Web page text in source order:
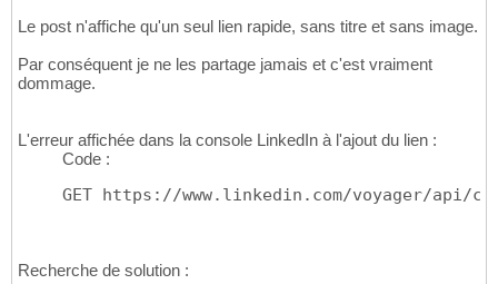
Le post n'affiche qu'un seul lien rapide, sans titre et sans image.
Par conséquent je ne les partage jamais et c'est vraiment
dommage.
L'erreur affichée dans la console LinkedIn à l'ajout du lien :
Code :
GET https://www.linkedin.com/voyager/api/
Recherche de solution :